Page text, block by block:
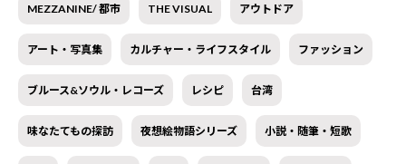
MEZZANINE/ 都市 THE VISUAL アウトドア
アート・写真集 カルチャー・ライフスタイル ファッション
ブルース&ソウル・レコーズ レシピ 台湾
味なたてもの探訪 夜想絵物語シリーズ 小説・随筆・短歌